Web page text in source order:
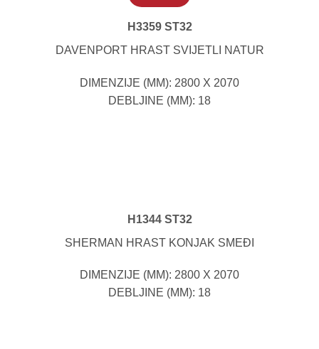
H3359 ST32
DAVENPORT HRAST SVIJETLI NATUR
DIMENZIJE (MM): 2800 X 2070
DEBLJINE (MM): 18
H1344 ST32
SHERMAN HRAST KONJAK SMEĐI
DIMENZIJE (MM): 2800 X 2070
DEBLJINE (MM): 18